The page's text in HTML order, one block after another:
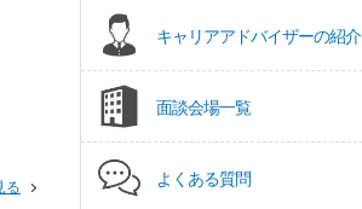
る
キャリアアドバイザーの紹介
面談会場一覧
よくある質問